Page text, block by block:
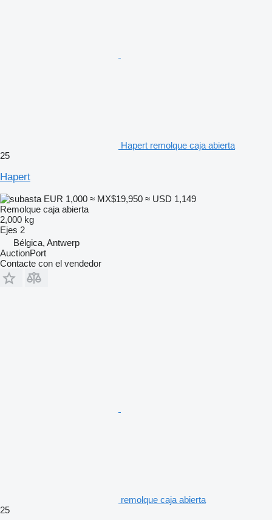
Hapert remolque caja abierta
25
Hapert
EUR 1,000 ≈ MX$19,950 ≈ USD 1,149
Remolque caja abierta
2,000 kg
Ejes 2
Bélgica, Antwerp
AuctionPort
Contacte con el vendedor
remolque caja abierta
25